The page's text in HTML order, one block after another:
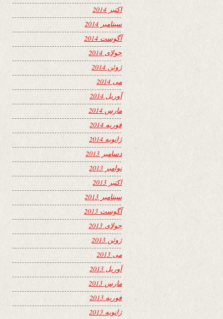
اکتبر 2014
سپتامبر 2014
آگوست 2014
جولای 2014
ژوئن 2014
می 2014
آوریل 2014
مارس 2014
فوریه 2014
ژانویه 2014
دسامبر 2013
نوامبر 2013
اکتبر 2013
سپتامبر 2013
آگوست 2013
جولای 2013
ژوئن 2013
می 2013
آوریل 2013
مارس 2013
فوریه 2013
ژانویه 2013